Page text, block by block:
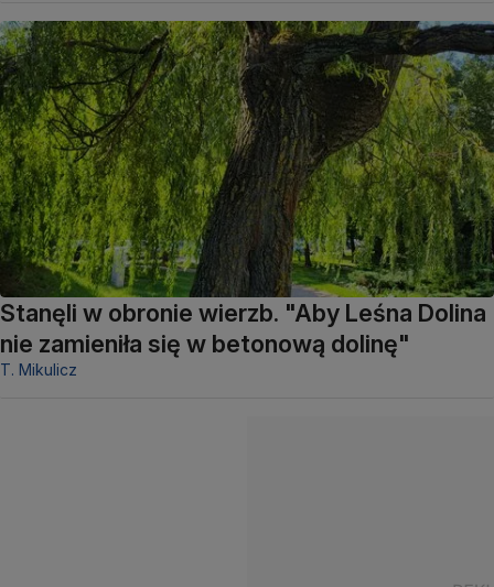
Stanęli w obronie wierzb. "Aby Leśna Dolina
nie zamieniła się w betonową dolinę"
T. Mikulicz